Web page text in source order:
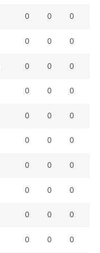
0 0 0
0 0 0
0 0 0
0 0 0
0 0 0
0 0 0
0 0 0
0 0 0
0 0 0
0 0 0